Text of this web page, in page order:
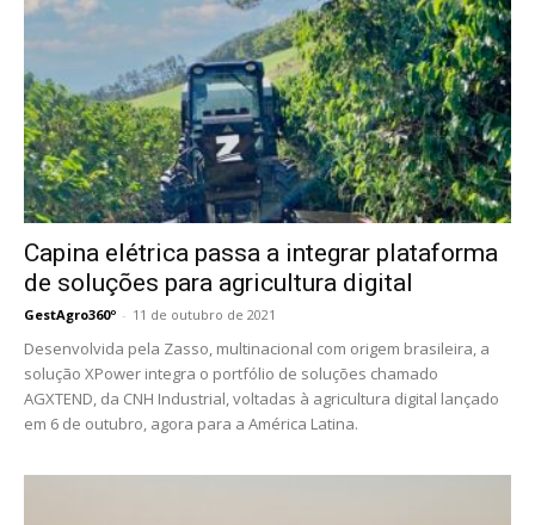
Capina elétrica passa a integrar plataforma
de soluções para agricultura digital
GestAgro360º - 11 de outubro de 2021
Desenvolvida pela Zasso, multinacional com origem brasileira, a
solução XPower integra o portfólio de soluções chamado
AGXTEND, da CNH Industrial, voltadas à agricultura digital lançado
em 6 de outubro, agora para a América Latina.